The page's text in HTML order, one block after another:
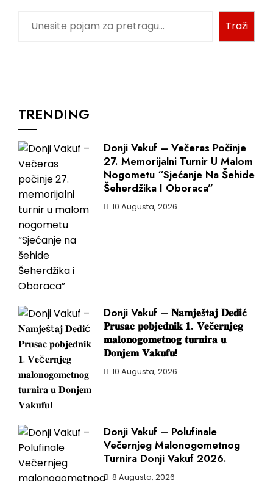
Traži
TRENDING
Donji Vakuf – Večeras Počinje
27. Memorijalni Turnir U Malom
Nogometu “Sjećanje Na Šehide
Šeherdžika I Oboraca”
10 Augusta, 2026
Donji Vakuf – 𝐍𝐚𝐦𝐣𝐞št𝐚𝐣 𝐃𝐞𝐝𝐢ć
𝐏𝐫𝐮𝐬𝐚𝐜 𝐩𝐨𝐛𝐣𝐞𝐝𝐧𝐢𝐤 𝟏. 𝐕𝐞č𝐞𝐫𝐧𝐣𝐞𝐠
𝐦𝐚𝐥𝐨𝐧𝐨𝐠𝐨𝐦𝐞𝐭𝐧𝐨𝐠 𝐭𝐮𝐫𝐧𝐢𝐫𝐚 𝐮
𝐃𝐨𝐧𝐣𝐞𝐦 𝐕𝐚𝐤𝐮𝐟𝐮!
10 Augusta, 2026
Donji Vakuf – Polufinale
Večernjeg Malonogometnog
Turnira Donji Vakuf 2026.
8 Augusta, 2026